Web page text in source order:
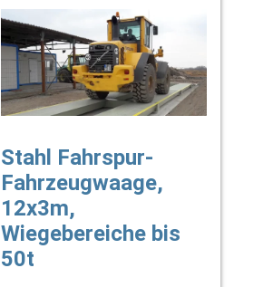
Stahl Fahrspur-
Fahrzeugwaage,
12x3m,
Wiegebereiche bis
50t